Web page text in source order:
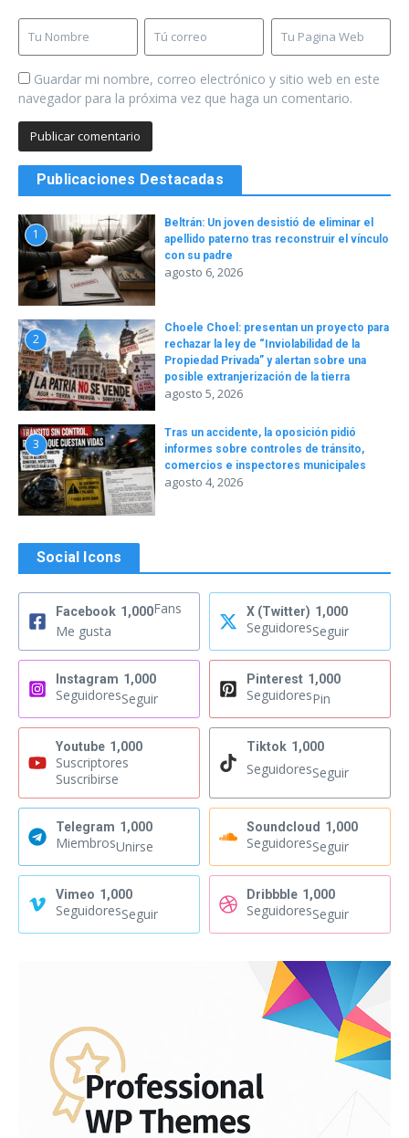
Guardar mi nombre, correo electrónico y sitio web en este
navegador para la próxima vez que haga un comentario.
Publicaciones Destacadas
1
Beltrán: Un joven desistió de eliminar el
apellido paterno tras reconstruir el vínculo
con su padre
agosto 6, 2026
2
Choele Choel: presentan un proyecto para
rechazar la ley de “Inviolabilidad de la
Propiedad Privada” y alertan sobre una
posible extranjerización de la tierra
agosto 5, 2026
3
Tras un accidente, la oposición pidió
informes sobre controles de tránsito,
comercios e inspectores municipales
agosto 4, 2026
Social Icons
Facebook 1,000Fans
Me gusta
X (Twitter) 1,000
SeguidoresSeguir
Instagram 1,000
SeguidoresSeguir
Pinterest 1,000
SeguidoresPin
Youtube 1,000
Suscriptores
Suscribirse
Tiktok 1,000
SeguidoresSeguir
Telegram 1,000
MiembrosUnirse
Soundcloud 1,000
SeguidoresSeguir
Vimeo 1,000
SeguidoresSeguir
Dribbble 1,000
SeguidoresSeguir